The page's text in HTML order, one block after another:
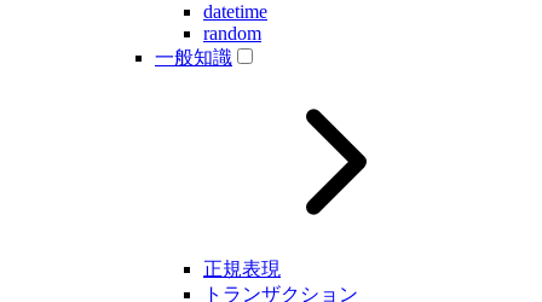
datetime
random
一般知識
正規表現
トランザクション